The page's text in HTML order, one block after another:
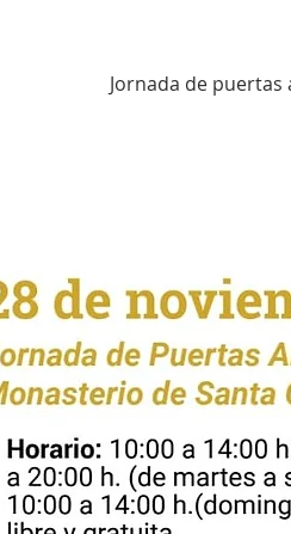
Jornada de